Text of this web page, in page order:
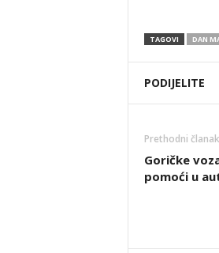
TAGOVI DAN
PODIJELITE
Prethodni članak
Goričke
pomoći u